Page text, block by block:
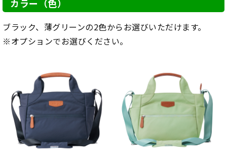
カラー（色）
ブラック、薄グリーンの2色からお選びいただけます。
※オプションでお選びください。